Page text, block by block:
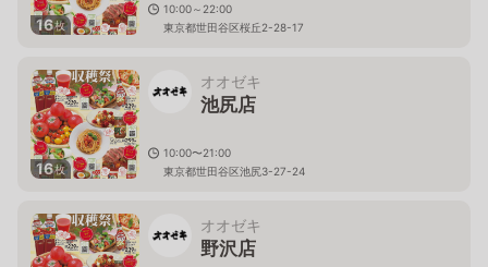
16枚
10:00～22:00
東京都世田谷区桜丘2-28-17
16枚
オオゼキ
池尻店
10:00〜21:00
東京都世田谷区池尻3-27-24
オオゼキ
野沢店